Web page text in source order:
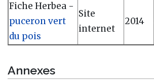
Fiche Herbea -
puceron vert
du pois
Site
internet
2014
Annexes